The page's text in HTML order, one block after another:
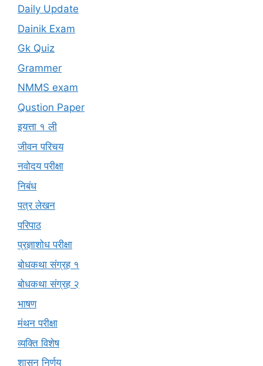
Daily Update
Dainik Exam
Gk Quiz
Grammer
NMMS exam
Qustion Paper
इयत्ता १ ली
जीवन परिचय
नवोदय परीक्षा
निबंध
पत्र लेखन
परिपाठ
प्रज्ञाशोध परीक्षा
बोधकथा संग्रह १
बोधकथा संग्रह २
भाषण
मंथन परीक्षा
व्यक्ति विशेष
शासन निर्णय